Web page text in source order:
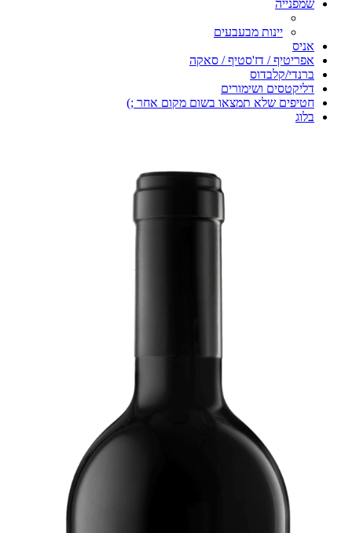
שמפנייה
יינות מבעבעים
אניס
אפריטיף / דז'סטיף / סאקה
ברנדי/קלבדוס
דליקטסים ושימורים
חטיפים שלא תמצאו בשום מקום אחר ;)
בלוג